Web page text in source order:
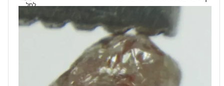
יהלום
חום
לסל